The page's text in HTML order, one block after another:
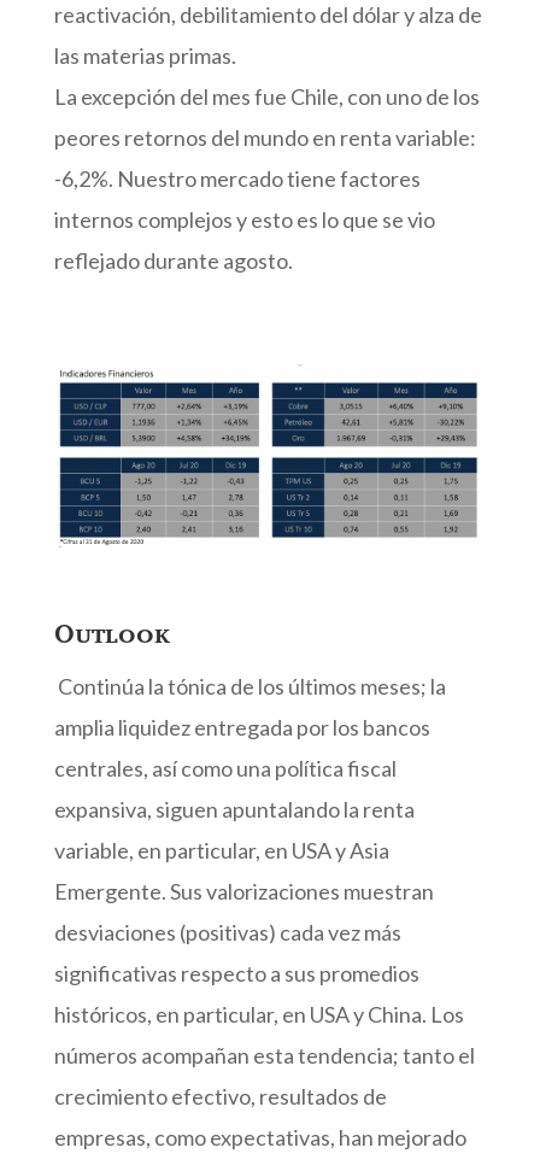
reactivación, debilitamiento del dólar y alza de
las materias primas.
La excepción del mes fue Chile, con uno de los
peores retornos del mundo en renta variable:
-6,2%. Nuestro mercado tiene factores
internos complejos y esto es lo que se vio
reflejado durante agosto.
Outlook
Continúa la tónica de los últimos meses; la
amplia liquidez entregada por los bancos
centrales, así como una política fiscal
expansiva, siguen apuntalando la renta
variable, en particular, en USA y Asia
Emergente. Sus valorizaciones muestran
desviaciones (positivas) cada vez más
significativas respecto a sus promedios
históricos, en particular, en USA y China. Los
números acompañan esta tendencia; tanto el
crecimiento efectivo, resultados de
empresas, como expectativas, han mejorado